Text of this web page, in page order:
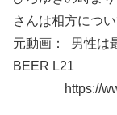
さんは相方につ
元動画： 男性は
BEER L21
https://